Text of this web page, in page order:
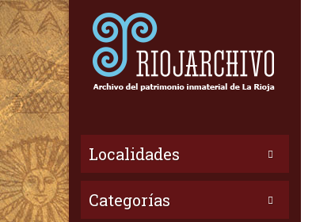
Localidades
Categorías